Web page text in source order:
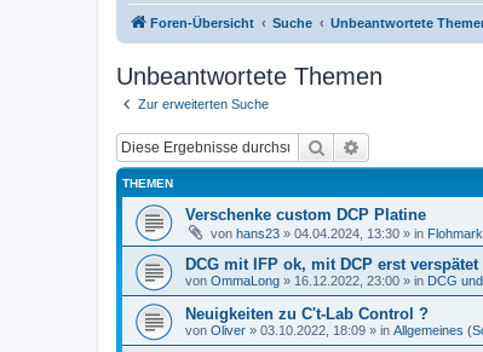
Foren-Übersicht Suche Unbeantwortete
Unbeantwortete Themen
Zur erweiterten Suche
Suche
THEMEN
Verschenke custom DCP Platine
von hans23 » 04.04.2024, 13:30 » in
DCG mit IFP ok, mit DCP erst
von OmmaLong » 16.12.2022, 23:00 » in DCG
Neuigkeiten zu C't-Lab Control ?
von Oliver » 03.10.2022, 18:09 » in Allgemeines